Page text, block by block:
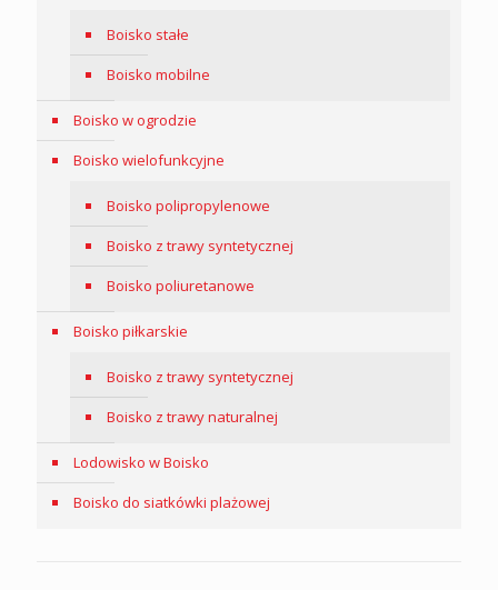
Boisko stałe
Boisko mobilne
Boisko w ogrodzie
Boisko wielofunkcyjne
Boisko polipropylenowe
Boisko z trawy syntetycznej
Boisko poliuretanowe
Boisko piłkarskie
Boisko z trawy syntetycznej
Boisko z trawy naturalnej
Lodowisko w Boisko
Boisko do siatkówki plażowej